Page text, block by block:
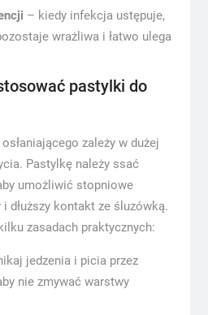
– kiedy infekcja ustępuje,
wrażliwa i łatwo ulega
pastylki do
zależy w dużej
Pastylkę należy ssać
umożliwić stopniowe
dłuższy kontakt ze śluzówką.
zasadach praktycznych:
jedzenia i picia przez
nie zmywać warstwy